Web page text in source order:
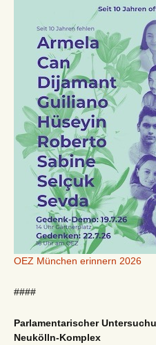
OEZ München erinnern 2026
####
Parlamentarischer
Neukölln-Komplex